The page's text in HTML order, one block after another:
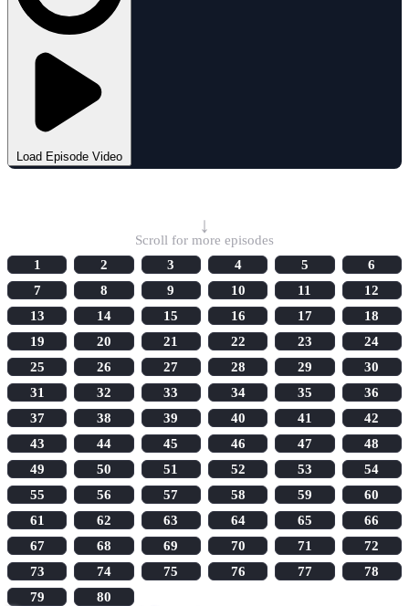
Load Episode Video
↓
Scroll for more episodes
1
2 3 4 5
6
7
8 9 10 11
12
13
14 15 16 17
18
19
20 21 22 23
24
25
26 27 28 29
30
31
32 33 34 35
36
37
38 39 40 41
42
43
44 45 46 47
48
49
50 51 52 53
54
55
56 57 58 59
60
61
62 63 64 65
66
67
68 69 70 71
72
73
74 75 76 77
78
79
80